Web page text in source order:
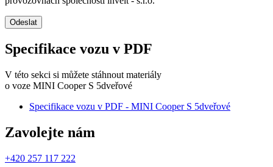
Odeslat
Specifikace vozu v PDF
V této sekci si můžete stáhnout materiály
o voze MINI Cooper S 5dveřové
Specifikace vozu v PDF - MINI Cooper S 5dveřové
Zavolejte nám
+420 257 117 222